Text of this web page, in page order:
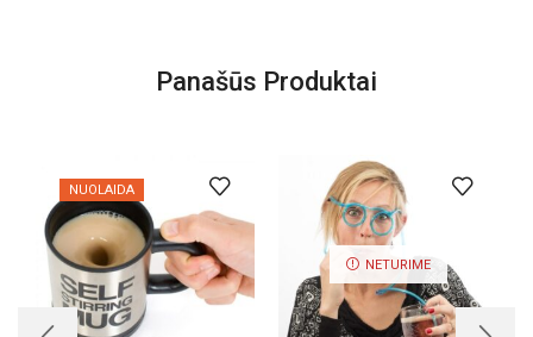
Panašūs Produktai
NUOLAIDA
NETURIME